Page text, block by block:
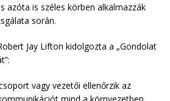
azóta is széles körben alkalmazzák
során.
Jay Lifton kidolgozta a „Gondolat
vagy vezetői ellenőrzik az
mind a környezetben,